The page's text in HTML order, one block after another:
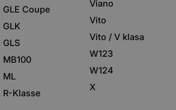
GLE Coupe
GLK
GLS
MB100
ML
R-Klasse
Viano
Vito
Vito / V klasa
W123
W124
X